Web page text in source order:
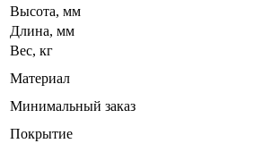
Высота, мм
Длина, мм
Вес, кг
Материал
Минимальный заказ
Покрытие